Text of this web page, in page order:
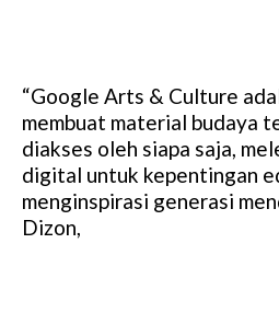
“Google Arts & Culture
membuat material budaya
diakses oleh siapa saja,
digital untuk kepentingan
menginspirasi generasi
Dizon,